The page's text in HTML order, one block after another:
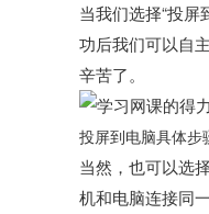
当我们选择“投
功后我们可以自
辛苦了。
投屏到电脑具体步
当然，也可以选
机和电脑连接同